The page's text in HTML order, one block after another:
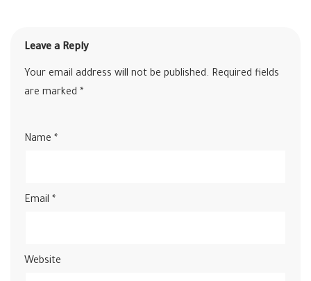
Leave a Reply
Your email address will not be published. Required fields
are marked *
Name *
Email *
Website